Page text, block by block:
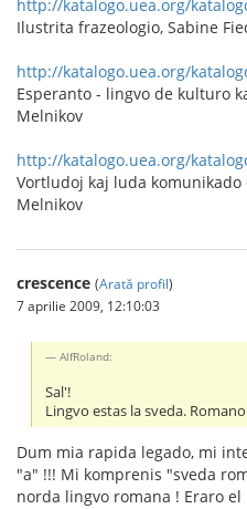
http://katalogo.uea.org/
Ilustrita frazeologio, Sabine
http://katalogo.uea.org/
Esperanto - lingvo de kulturo
Melnikov
http://katalogo.uea.org/
Vortludoj kaj luda komunikado
Melnikov
crescence (Arată profil)
7 aprilie 2009, 12:10:03
AlfRoland:
Sal'!
Lingvo estas la sveda.
Dum mia rapida legado, mi
"a" !!! Mi komprenis "sveda
norda lingvo romana ! Eraro el